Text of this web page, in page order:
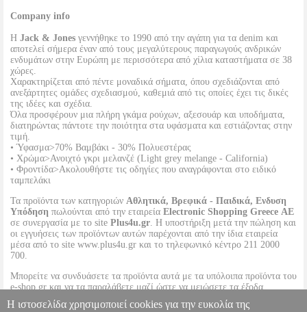
Company info
Η Jack & Jones γεννήθηκε το 1990 από την αγάπη για τα denim και
αποτελεί σήμερα έναν από τους μεγαλύτερους παραγωγούς ανδρικών
ενδυμάτων στην Ευρώπη με περισσότερα από χίλια καταστήματα σε 38
χώρες.
Χαρακτηρίζεται από πέντε μοναδικά σήματα, όπου σχεδιάζονται από
ανεξάρτητες ομάδες σχεδιασμού, καθεμιά από τις οποίες έχει τις δικές
της ιδέες και σχέδια.
Όλα προσφέρουν μια πλήρη γκάμα ρούχων, αξεσουάρ και υποδήματα,
διατηρώντας πάντοτε την ποιότητα στα υφάσματα και εστιάζοντας στην
τιμή.
• Ύφασμα>70% Βαμβάκι - 30% Πολυεστέρας
• Χρώμα>Ανοιχτό γκρι μελανζέ (Light grey melange - California)
• Φροντίδα>Ακολουθήστε τις οδηγίες που αναγράφονται στο ειδικό
ταμπελάκι
Τα προϊόντα των κατηγοριών Αθλητικά, Βρεφικά - Παιδικά, Ενδυση
Υπόδηση πωλούνται από την εταιρεία Electronic Shopping Greece ΑΕ
σε συνεργασία με το site Plus4u.gr. Η υποστήριξη μετά την πώληση και
οι εγγυήσεις των προϊόντων αυτών παρέχονται από την ίδια εταιρεία
μέσα από το site www.plus4u.gr και το τηλεφωνικό κέντρο 211 2000
700.
Μπορείτε να συνδυάσετε τα προϊόντα αυτά με τα υπόλοιπα προϊόντα του
e-shop.gr και να τα παραλάβετε μαζί ώστε να μειώσετε τα έξοδα
αποστολής. Μπορείτε επίσης να παραλάβετε από οποιοδήποτε eshop
point με μηδενικά έξοδα αποστολής ανεξαρτήτως ύψους παραγγελίας!
Η ιστοσελίδα χρησιμοποιεί cookies για την ευκολία της